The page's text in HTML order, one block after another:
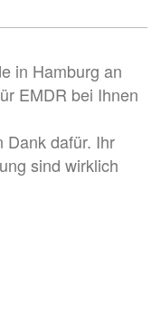
in Hamburg an
EMDR bei Ihnen
Dank dafür. Ihr
sind wirklich